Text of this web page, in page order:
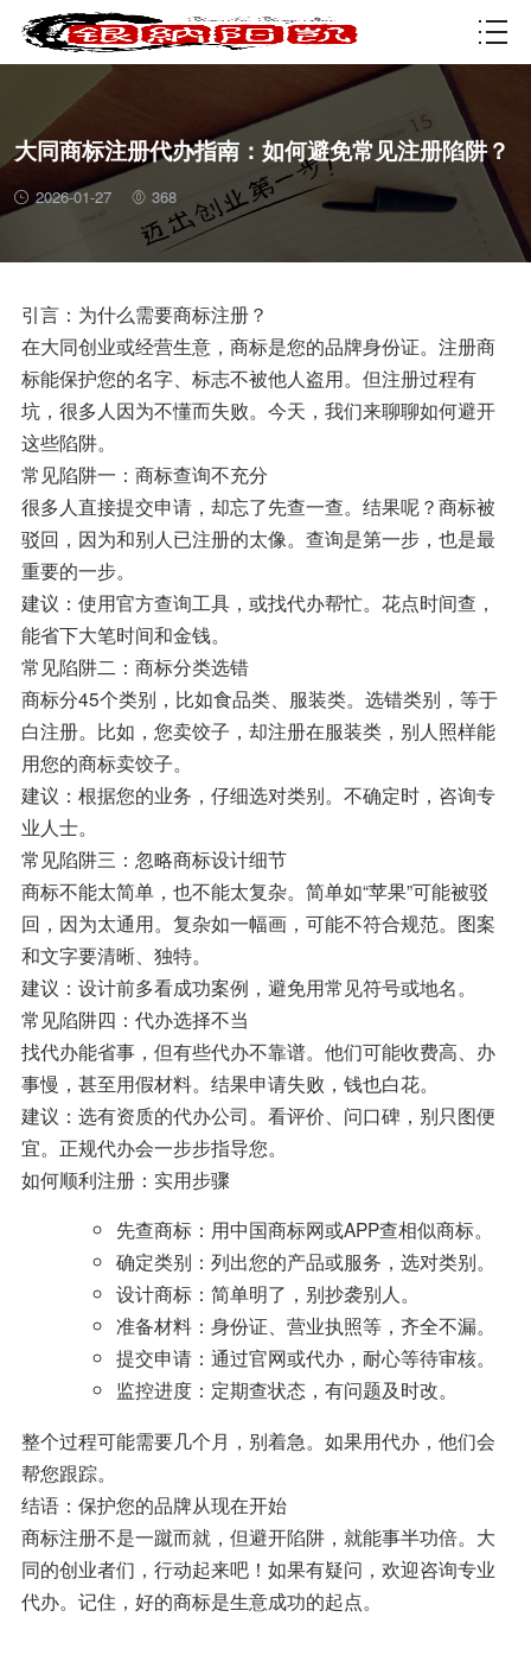
资质许可
大同商标注册代办指南：如何避免常见注册陷阱？
2026-01-27 368
引言：为什么需要商标注册？
在大同创业或经营生意，商标是您的品牌身份证。注册商
标能保护您的名字、标志不被他人盗用。但注册过程有
坑，很多人因为不懂而失败。今天，我们来聊聊如何避开
这些陷阱。
常见陷阱一：商标查询不充分
很多人直接提交申请，却忘了先查一查。结果呢？商标被
驳回，因为和别人已注册的太像。查询是第一步，也是最
重要的一步。
建议：使用官方查询工具，或找代办帮忙。花点时间查，
能省下大笔时间和金钱。
常见陷阱二：商标分类选错
商标分45个类别，比如食品类、服装类。选错类别，等于
白注册。比如，您卖饺子，却注册在服装类，别人照样能
用您的商标卖饺子。
建议：根据您的业务，仔细选对类别。不确定时，咨询专
业人士。
常见陷阱三：忽略商标设计细节
商标不能太简单，也不能太复杂。简单如“苹果”可能被驳
回，因为太通用。复杂如一幅画，可能不符合规范。图案
和文字要清晰、独特。
建议：设计前多看成功案例，避免用常见符号或地名。
常见陷阱四：代办选择不当
找代办能省事，但有些代办不靠谱。他们可能收费高、办
事慢，甚至用假材料。结果申请失败，钱也白花。
建议：选有资质的代办公司。看评价、问口碑，别只图便
宜。正规代办会一步步指导您。
如何顺利注册：实用步骤
先查商标：用中国商标网或APP查相似商标。
确定类别：列出您的产品或服务，选对类别。
设计商标：简单明了，别抄袭别人。
准备材料：身份证、营业执照等，齐全不漏。
提交申请：通过官网或代办，耐心等待审核。
监控进度：定期查状态，有问题及时改。
整个过程可能需要几个月，别着急。如果用代办，他们会
帮您跟踪。
结语：保护您的品牌从现在开始
商标注册不是一蹴而就，但避开陷阱，就能事半功倍。大
同的创业者们，行动起来吧！如果有疑问，欢迎咨询专业
代办。记住，好的商标是生意成功的起点。